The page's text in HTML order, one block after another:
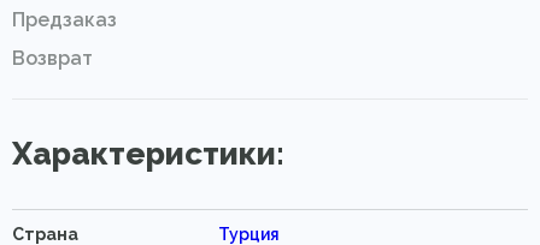
Предзаказ
Возврат
Характеристики:
Страна Турция